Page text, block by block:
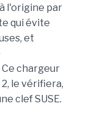
l'origine par
qui évite
et
chargeur
2, le vérifiera,
clef SUSE.